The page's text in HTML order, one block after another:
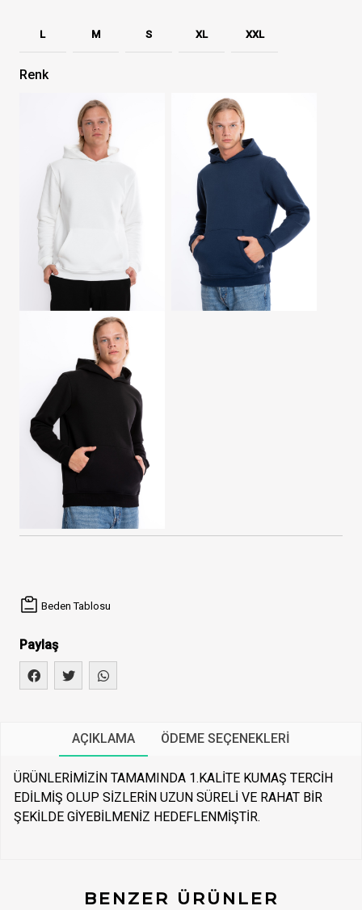
Renk
L M S XL XXL
Beden Tablosu
Paylaş
AÇIKLAMA ÖDEME SEÇENEKLERI
ÜRÜNLERİMİZİN TAMAMINDA 1.KALİTE KUMAŞ TERCİH
EDİLMİŞ OLUP SİZLERİN UZUN SÜRELİ VE RAHAT BİR
ŞEKİLDE GİYEBİLMENİZ HEDEFLENMİŞTİR.
BENZER ÜRÜNLER